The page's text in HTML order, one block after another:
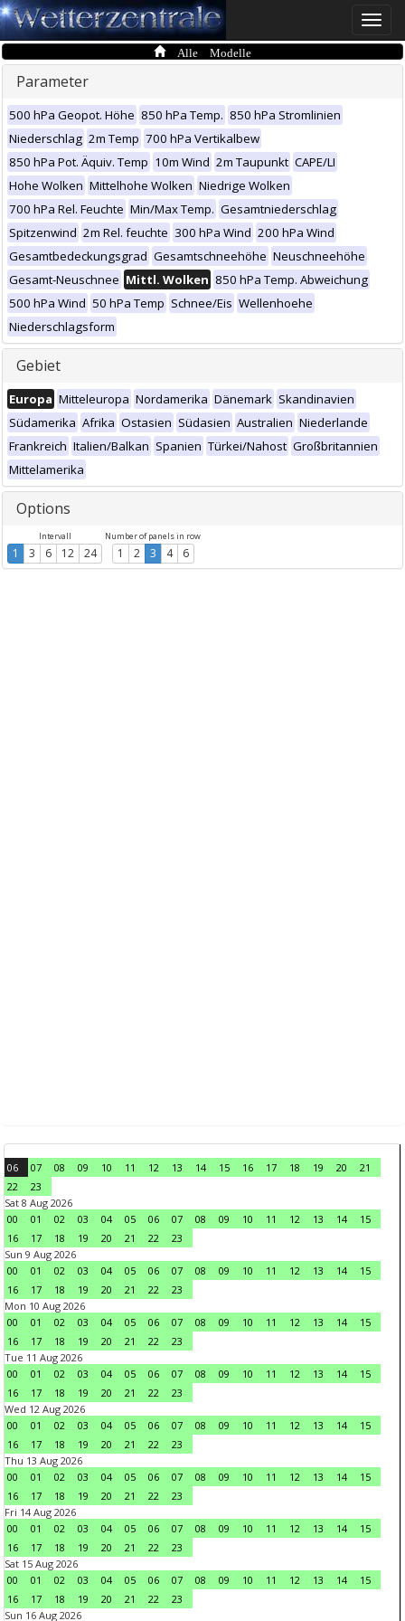
Toggle
Alle Modelle
Parameter
500 hPa Geopot. Höhe 850 hPa Temp. 850 hPa Stromlinien
Niederschlag 2m Temp 700 hPa Vertikalbew
850 hPa Pot. Äquiv. Temp 10m Wind 2m Taupunkt CAPE/LI
Hohe Wolken Mittelhohe Wolken Niedrige Wolken
700 hPa Rel. Feuchte Min/Max Temp. Gesamtniederschlag
Spitzenwind 2m Rel. feuchte 300 hPa Wind 200 hPa Wind
Gesamtbedeckungsgrad Gesamtschneehöhe Neuschneehöhe
Gesamt-Neuschnee Mittl. Wolken 850 hPa Temp. Abweichung
500 hPa Wind 50 hPa Temp Schnee/Eis Wellenhoehe
Niederschlagsform
Gebiet
Europa Mitteleuropa Nordamerika Dänemark Skandinavien
Südamerika Afrika Ostasien Südasien Australien Niederlande
Frankreich Italien/Balkan Spanien Türkei/Nahost Großbritannien
Mittelamerika
Options
Intervall
1 3 6 12 24
Number of panels in row
1 2 3 4 6
06 07 08 09 10 11 12 13 14 15 16 17 18 19 20
21
22
23
Sat 8 Aug 2026
00
01 02 03 04 05 06 07 08 09 10 11 12 13 14
15
16
17 18 19 20 21 22
23
Sun 9 Aug 2026
00
01 02 03 04 05 06 07 08 09 10 11 12 13 14
15
16
17 18 19 20 21 22
23
Mon 10 Aug 2026
00
01 02 03 04 05 06 07 08 09 10 11 12 13 14
15
16
17 18 19 20 21 22
23
Tue 11 Aug 2026
00
01 02 03 04 05 06 07 08 09 10 11 12 13 14
15
16
17 18 19 20 21 22
23
Wed 12 Aug 2026
00
01 02 03 04 05 06 07 08 09 10 11 12 13 14
15
16
17 18 19 20 21 22
23
Thu 13 Aug 2026
00
01 02 03 04 05 06 07 08 09 10 11 12 13 14
15
16
17 18 19 20 21 22
23
Fri 14 Aug 2026
00
01 02 03 04 05 06 07 08 09 10 11 12 13 14
15
16
17 18 19 20 21 22
23
Sat 15 Aug 2026
00
01 02 03 04 05 06 07 08 09 10 11 12 13 14
15
16
17 18 19 20 21 22
23
Sun 16 Aug 2026